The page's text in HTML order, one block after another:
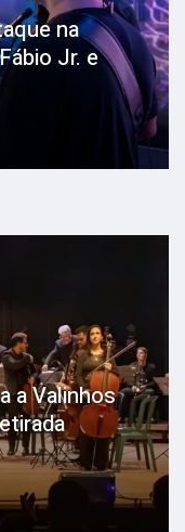
na
Jr. e
a Valinhos